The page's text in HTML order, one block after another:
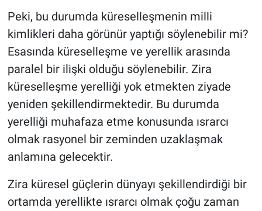
Peki, bu durumda küreselleşmenin milli
kimlikleri daha görünür yaptığı söylenebilir mi?
Esasında küreselleşme ve yerellik arasında
paralel bir ilişki olduğu söylenebilir. Zira
küreselleşme yerelliği yok etmekten ziyade
yeniden şekillendirmektedir. Bu durumda
yerelliği muhafaza etme konusunda ısrarcı
olmak rasyonel bir zeminden uzaklaşmak
anlamına gelecektir.
Zira küresel güçlerin dünyayı şekillendirdiği bir
ortamda yerellikte ısrarcı olmak çoğu zaman
Uşak Haberleri